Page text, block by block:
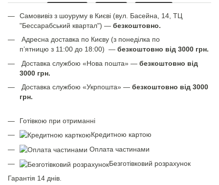
Самовивіз з шоуруму в Києві (вул. Басейна, 14, ТЦ
"Бессарабський квартал") — безкоштовно.
Адресна доставка по Києву (з понеділка по
п’ятницю з 11:00 до 18:00) — безкоштовно від 3000 грн.
Доставка службою «Нова пошта» — безкоштовно від
3000 грн.
Доставка службою «Укрпошта» — безкоштовно від 3000
грн.
Готівкою при отриманні
Кредитною картою
Оплата частинами
Безготівковий розрахунок
Гарантія 14 днів.